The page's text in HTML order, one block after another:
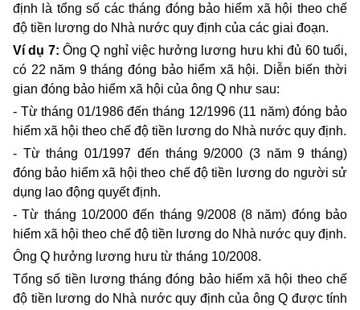
định là tổng số các tháng đóng bảo hiểm xã hội theo chế
độ tiền lương do Nhà nước quy định của các giai đoạn.
Ví dụ 7: Ông Q nghỉ việc hưởng lương hưu khi đủ 60 tuổi,
có 22 năm 9 tháng đóng bảo hiểm xã hội. Diễn biến thời
gian đóng bảo hiểm xã hội của ông Q như sau:
- Từ tháng 01/1986 đến tháng 12/1996 (11 năm) đóng bảo
hiểm xã hội theo chế độ tiền lương do Nhà nước quy định.
- Từ tháng 01/1997 đến tháng 9/2000 (3 năm 9 tháng)
đóng bảo hiểm xã hội theo chế độ tiền lương do người sử
dụng lao động quyết định.
- Từ tháng 10/2000 đến tháng 9/2008 (8 năm) đóng bảo
hiểm xã hội theo chế độ tiền lương do Nhà nước quy định.
Ông Q hưởng lương hưu từ tháng 10/2008.
Tổng số tiền lương tháng đóng bảo hiểm xã hội theo chế
độ tiền lương do Nhà nước quy định của ông Q được tính